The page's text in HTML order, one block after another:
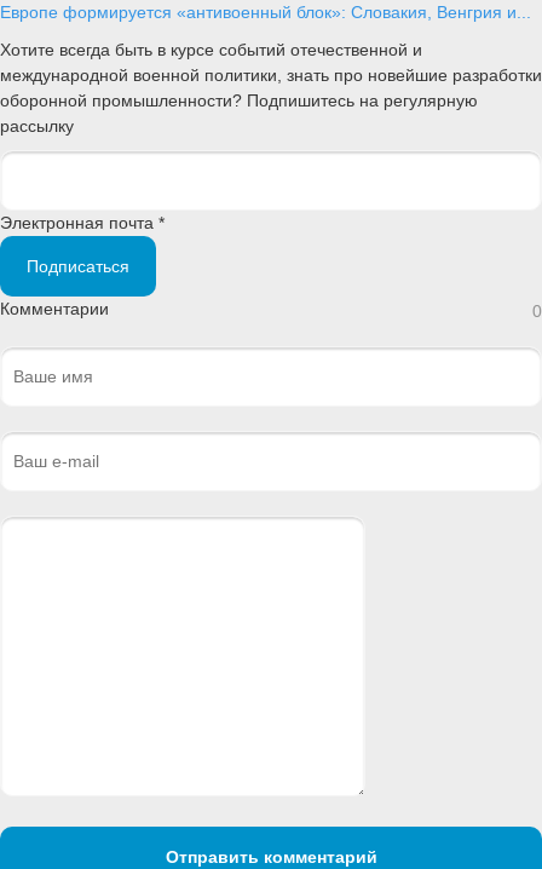
Европе формируется «антивоенный блок»: Словакия, Венгрия и...
Хотите всегда быть в курсе событий отечественной и
международной военной политики, знать про новейшие разработки
оборонной промышленности? Подпишитесь на регулярную
рассылку
Электронная почта *
Подписаться
Комментарии 0
Отправить комментарий